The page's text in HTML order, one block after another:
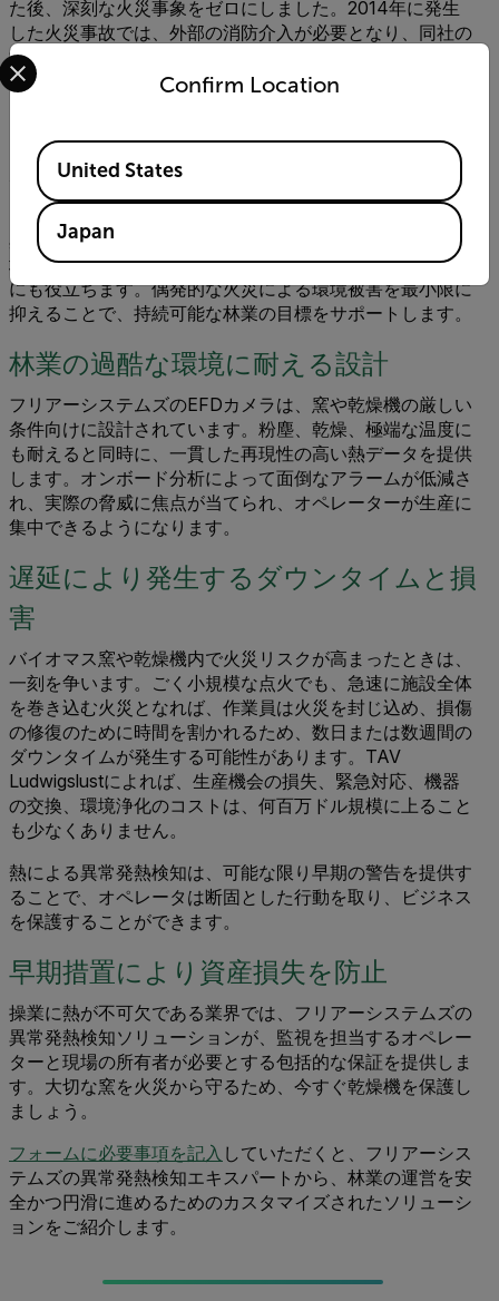
た後、深刻な火災事象をゼロにしました。2014年に発生
した火災事故では、外部の消防介入が必要となり、同社の
推計によると€最大500万ユーロの損失が発生したとされ
ています。
Imagingを介して統合し、温度異常を継続的に監視し、火
災が広がる前に、オペレーターが換気、清掃、シャットダ
ウンを行う時間を提供しています。
異常発熱検知は、物理的な資産を保護するだけでなく、工
場においてますます厳しくなる保険・安全規制を満たすの
にも役立ちます。偶発的な火災による環境被害を最小限に
抑えることで、持続可能な林業の目標をサポートします。
林業の過酷な環境に耐える設計
フリアーシステムズのEFDカメラは、窯や乾燥機の厳しい
条件向けに設計されています。粉塵、乾燥、極端な温度に
も耐えると同時に、一貫した再現性の高い熱データを提供
します。オンボード分析によって面倒なアラームが低減さ
れ、実際の脅威に焦点が当てられ、オペレーターが生産に
集中できるようになります。
遅延により発生するダウンタイムと損
害
バイオマス窯や乾燥機内で火災リスクが高まったときは、
一刻を争います。ごく小規模な点火でも、急速に施設全体
を巻き込む火災となれば、作業員は火災を封じ込め、損傷
の修復のために時間を割かれるため、数日または数週間の
ダウンタイムが発生する可能性があります。TAV
Ludwigslustによれば、生産機会の損失、緊急対応、機器
の交換、環境浄化のコストは、何百万ドル規模に上ること
も少なくありません。
熱による異常発熱検知は、可能な限り早期の警告を提供す
ることで、オペレータは断固とした行動を取り、ビジネス
を保護することができます。
早期措置により資産損失を防止
操業に熱が不可欠である業界では、フリアーシステムズの
異常発熱検知ソリューションが、監視を担当するオペレー
ターと現場の所有者が必要とする包括的な保証を提供しま
す。大切な窯を火災から守るため、今すぐ乾燥機を保護し
ましょう。
フォームに必要事項を記入 していただくと、フリアーシス
テムズの異常発熱検知エキスパートから、林業の運営を安
全かつ円滑に進めるためのカスタマイズされたソリューシ
ョンをご紹介します。
Confirm Location
Select your preferred country and language from the
Available Locations
United States
Japan